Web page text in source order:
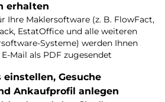
erhalten
Ihre Maklersoftware (z. B. FlowFact,
EstatOffice und alle weiteren
Systeme) werden Ihnen
Mail als PDF zugesendet
einstellen, Gesuche
Ankaufprofil anlegen